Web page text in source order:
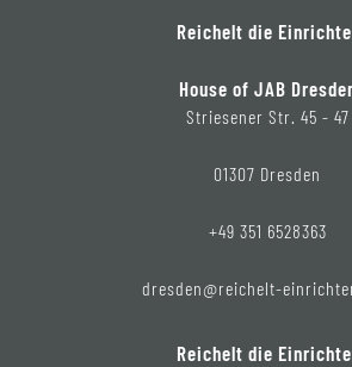
Reichelt die
House of JAB
Striesener Str. 45 - 47
01307 Dresden
+49 351 6528363
dresden@reichelt-
Reichelt die